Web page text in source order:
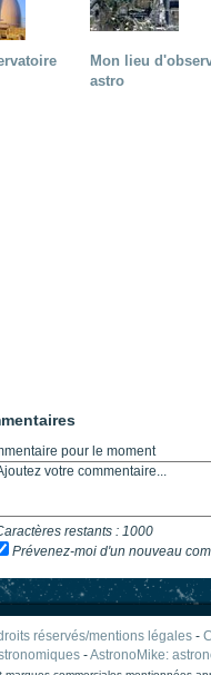
Mon lieu
astro
pour le moment
restants : 1000
Prévenez-moi d'un nouveau
réservés/mentions légales-
-AstronoMike: